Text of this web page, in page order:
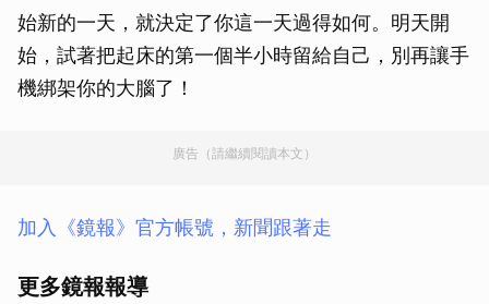
始新的一天，就決定了你這一天過得如何。明天開
始，試著把起床的第一個半小時留給自己，別再讓手
機綁架你的大腦了！
廣告（請繼續閱讀本文）
加入《鏡報》官方帳號，新聞跟著走
更多鏡報報導